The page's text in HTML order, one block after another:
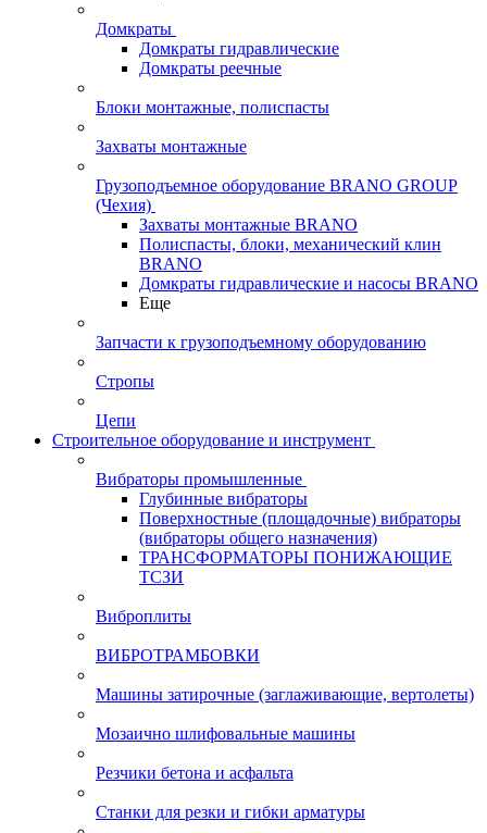
Домкраты
Домкраты гидравлические
Домкраты реечные
Блоки монтажные, полиспасты
Захваты монтажные
Грузоподъемное оборудование BRANO GROUP
(Чехия)
Захваты монтажные BRANO
Полиспасты, блоки, механический клин
BRANO
Домкраты гидравлические и насосы BRANO
Еще
Запчасти к грузоподъемному оборудованию
Стропы
Цепи
Строительное оборудование и инструмент
Вибраторы промышленные
Глубинные вибраторы
Поверхностные (площадочные) вибраторы
(вибраторы общего назначения)
ТРАНСФОРМАТОРЫ ПОНИЖАЮЩИЕ
ТСЗИ
Виброплиты
ВИБРОТРАМБОВКИ
Машины затирочные (заглаживающие, вертолеты)
Мозаично шлифовальные машины
Резчики бетона и асфальта
Станки для резки и гибки арматуры